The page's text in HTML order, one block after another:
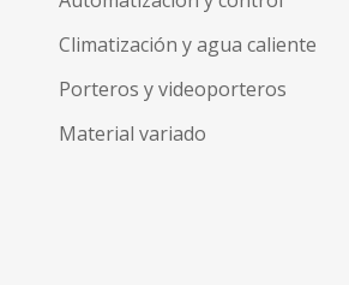
Climatización y agua caliente
Porteros y videoporteros
Material variado